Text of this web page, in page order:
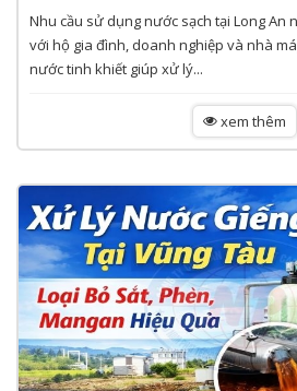
Nhu cầu sử dụng nước sạch tại Long An
với hộ gia đình, doanh nghiệp và nhà
nước tinh khiết giúp xử lý...
xem thêm